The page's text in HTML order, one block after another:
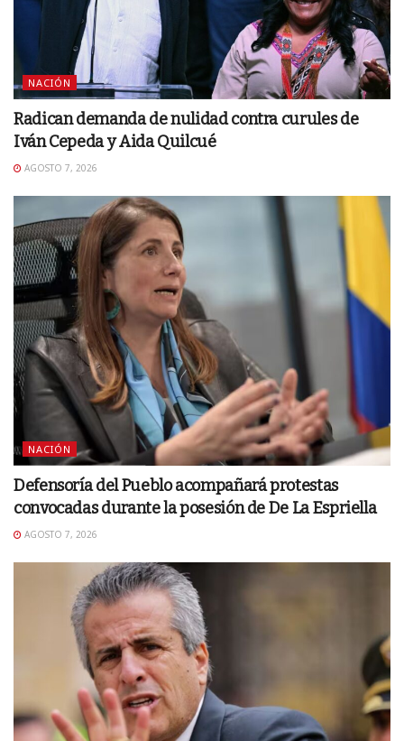
NACIÓN
Radican demanda de nulidad contra curules de
Iván Cepeda y Aida Quilcué
AGOSTO 7, 2026
NACIÓN
Defensoría del Pueblo acompañará protestas
convocadas durante la posesión de De La Espriella
AGOSTO 7, 2026